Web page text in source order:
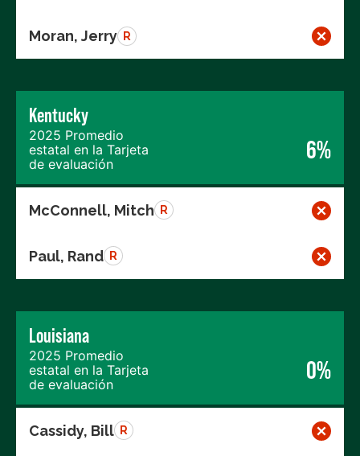
Moran, Jerry R
Kentucky
2025 Promedio
estatal en la Tarjeta
de evaluación
6%
McConnell, Mitch R
Paul, Rand R
Louisiana
2025 Promedio
estatal en la Tarjeta
de evaluación
0%
Cassidy, Bill R